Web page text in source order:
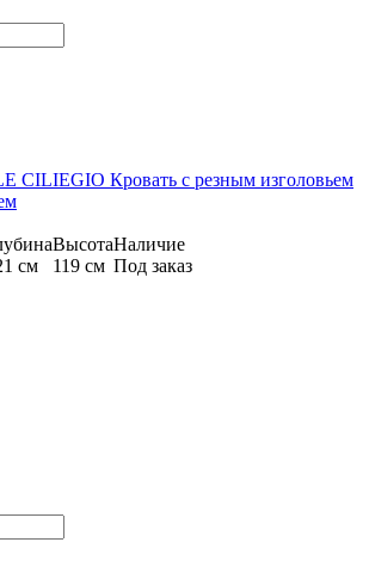
CILIEGIO Кровать с резным изголовьем
см
Высота
119 см
Наличие
Под заказ